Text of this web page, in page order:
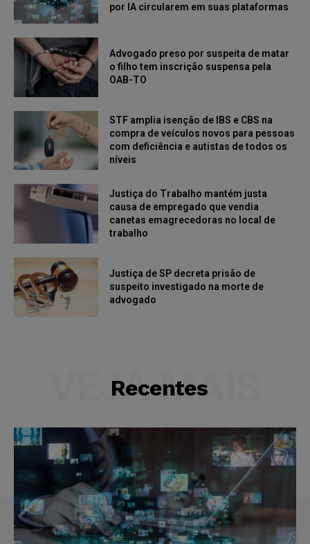
por IA circularem em suas plataformas
Advogado preso por suspeita de matar
o filho tem inscrição suspensa pela
OAB-TO
STF amplia isenção de IBS e CBS na
compra de veículos novos para pessoas
com deficiência e autistas de todos os
níveis
Justiça do Trabalho mantém justa
causa de empregado que vendia
canetas emagrecedoras no local de
trabalho
Justiça de SP decreta prisão de
suspeito investigado na morte de
advogado
Recentes
VEJA MAIS